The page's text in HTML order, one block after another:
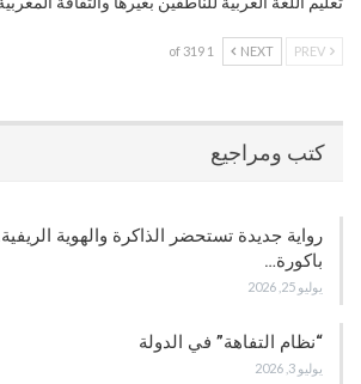
NEXT
1 of 319
كتب ومراجيع
رواية جديدة تستحضر الذاكرة والهوية
باكورة…
يوليو 25, 2026
“نظام التفاهة” في الدولة
يوليو 3, 2026